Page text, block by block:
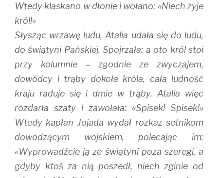
Wtedy klaskano w dłonie i wołano: «Niech żyje
król!»
Słysząc wrzawę ludu, Atalia udała się do ludu,
do świątyni Pańskiej. Spojrzała: a oto król stoi
przy kolumnie – zgodnie ze zwyczajem,
dowódcy i trąby dokoła króla, cała ludność
kraju raduje się i dmie w trąby. Atalia więc
rozdarła szaty i zawołała: «Spisek! Spisek!»
Wtedy kapłan Jojada wydał rozkaz setnikom
dowodzącym wojskiem, polecając im:
«Wyprowadźcie ją ze świątyni poza szeregi, a
gdyby ktoś za nią poszedł, niech zginie od